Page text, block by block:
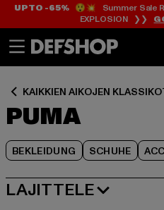
UP TO -65%😲💥 Summer Sale
EXPLOSION ❯❯
KAIKKIEN AIKOJEN
PUMA
BEKLEIDUNG SCHUHE
LAJITTELE
SUOSITUIMMAT